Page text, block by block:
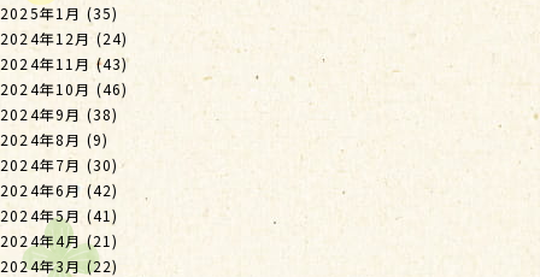
2025年1月 (35)
2024年12月 (24)
2024年11月 (43)
2024年10月 (46)
2024年9月 (38)
2024年8月 (9)
2024年7月 (30)
2024年6月 (42)
2024年5月 (41)
2024年4月(21)
2024年3月(22)